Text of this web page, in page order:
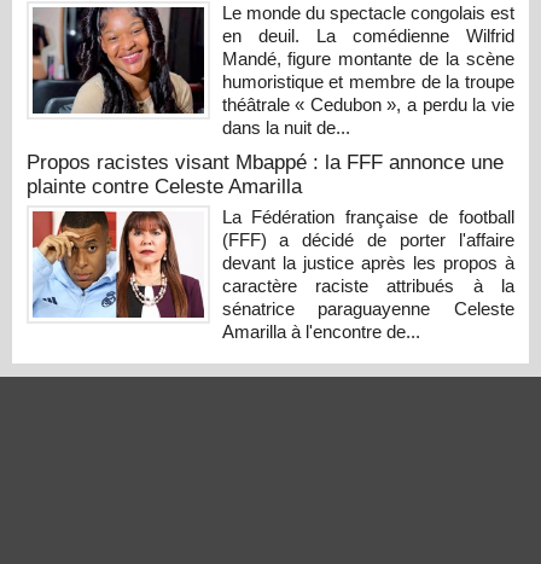
Le monde du spectacle congolais est
en deuil. La comédienne Wilfrid
Mandé, figure montante de la scène
humoristique et membre de la troupe
théâtrale « Cedubon », a perdu la vie
dans la nuit de...
Propos racistes visant Mbappé : la FFF annonce une
plainte contre Celeste Amarilla
La Fédération française de football
(FFF) a décidé de porter l'affaire
devant la justice après les propos à
caractère raciste attribués à la
sénatrice paraguayenne Celeste
Amarilla à l'encontre de...